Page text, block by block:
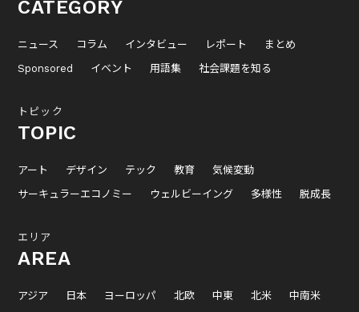
CATEGORY
ニュース コラム インタビュー レポート
まとめ
Sponsored
イベント 用語集 社会課題を知る
トピック
TOPIC
アート デザイン テック 教育
気候変動
サーキュラーエコノミー
ウェルビーイング 多様性 脱成長
エリア
AREA
アジア 日本 ヨーロッパ 北欧 中東 北米
中南米